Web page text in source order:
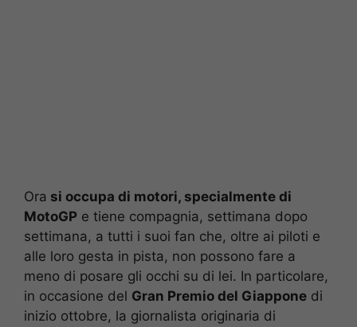
Ora si occupa di motori, specialmente di
MotoGP e tiene compagnia, settimana dopo
settimana, a tutti i suoi fan che, oltre ai piloti e
alle loro gesta in pista, non possono fare a
meno di posare gli occhi su di lei. In particolare,
in occasione del Gran Premio del Giappone di
inizio ottobre, la giornalista originaria di